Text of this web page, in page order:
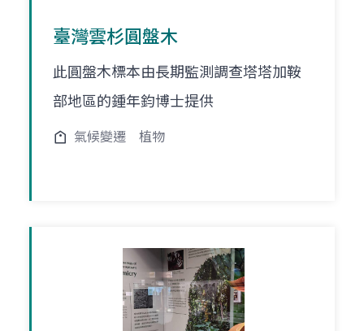
臺灣雲杉圓盤木
此圓盤木標本由長期監測調查塔塔加鞍
部地區的鍾年鈞博士提供
氣候變遷 植物